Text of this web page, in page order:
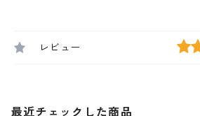
レビュー
最近チェックした商品